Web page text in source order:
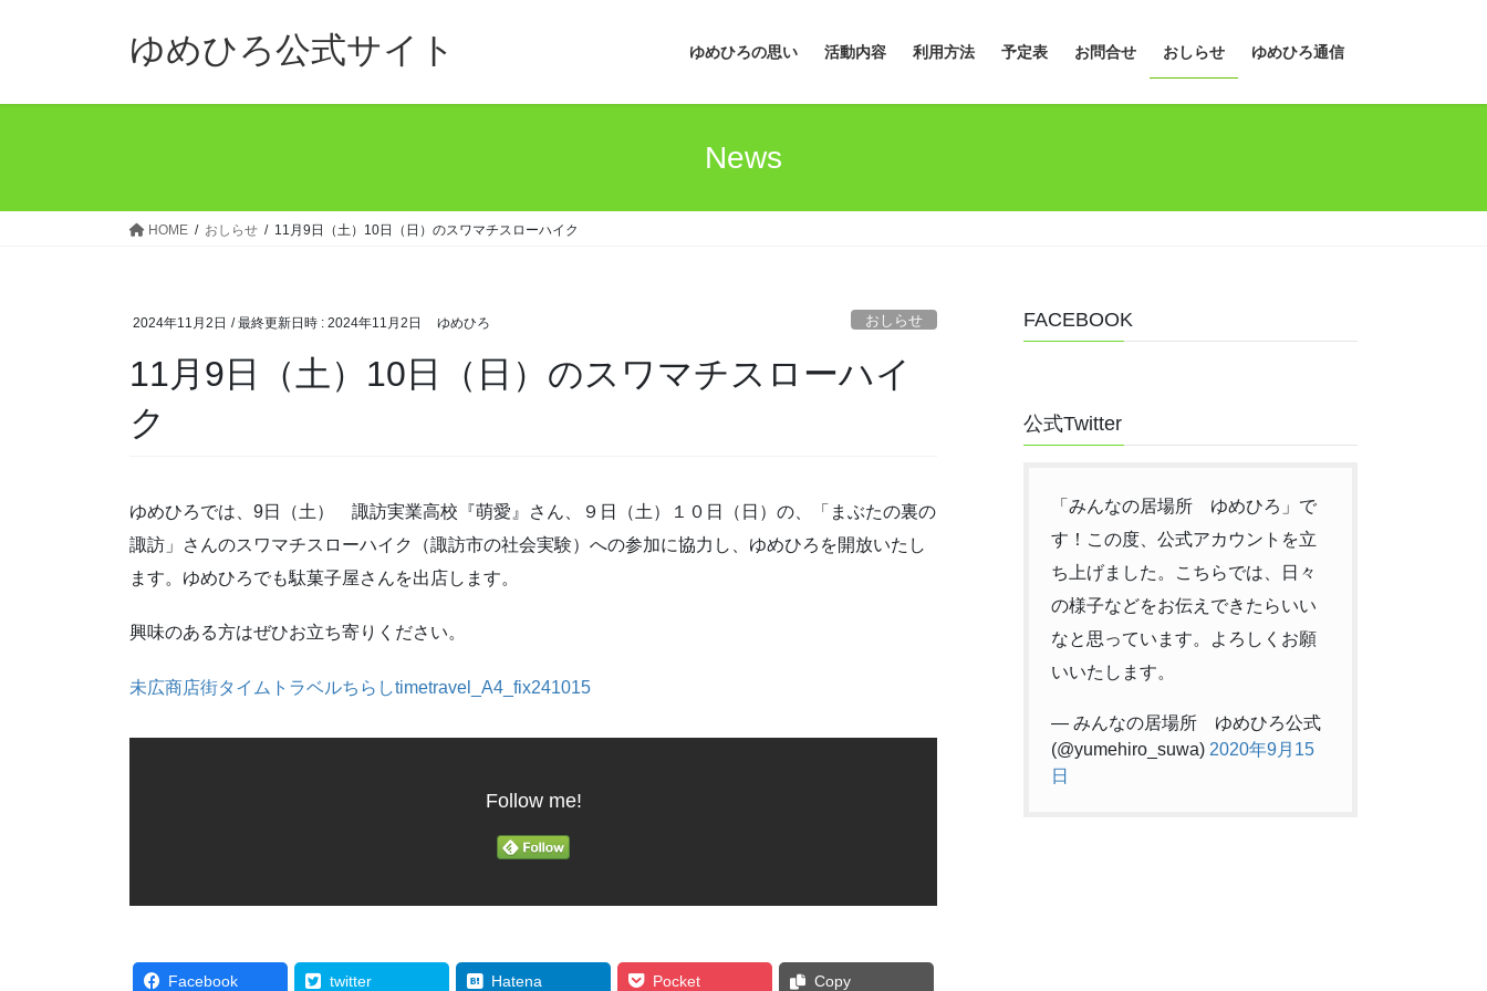
ゆめひろ公式サイト ゆめひろの思い 活動内容 利用方法 予定表 お問合せ おしらせ ゆめひろ通信
News
HOME おしらせ 11月9日（土）10日（日）のスワマチスローハイク
2024年11月2日 / 最終更新日時 : 2024年11月2日 ゆめひろ おしらせ
11月9日（土）10日（日）のスワマチスローハイ
ク
ゆめひろでは、9日（土） 諏訪実業高校『萌愛』さん、９日（土）１０日（日）の、「まぶたの裏の
諏訪」さんのスワマチスローハイク（諏訪市の社会実験）への参加に協力し、ゆめひろを開放いたし
ます。ゆめひろでも駄菓子屋さんを出店します。
興味のある方はぜひお立ち寄りください。
未広商店街タイムトラベルちらしtimetravel_A4_fix241015
Follow me!
Facebook twitter Hatena Pocket Copy
FACEBOOK
公式Twitter
「みんなの居場所 ゆめひろ」で
す！この度、公式アカウントを立
ち上げました。こちらでは、日々
の様子などをお伝えできたらいい
なと思っています。よろしくお願
いいたします。
— みんなの居場所 ゆめひろ公式
(@yumehiro_suwa) 2020年9月15
日